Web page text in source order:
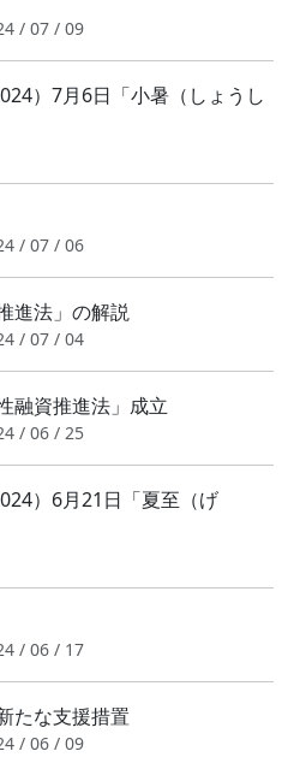
/ 07 / 09
）7月6日「小暑（しょうし
/ 07 / 06
進法」の解説
/ 07 / 04
融資推進法」成立
/ 06 / 25
）6月21日「夏至（げ
/ 06 / 17
たな支援措置
/ 06 / 09